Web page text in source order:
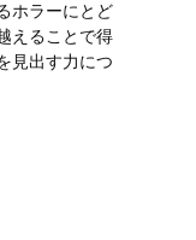
ホラーにとど
えることで得
見出す力につ